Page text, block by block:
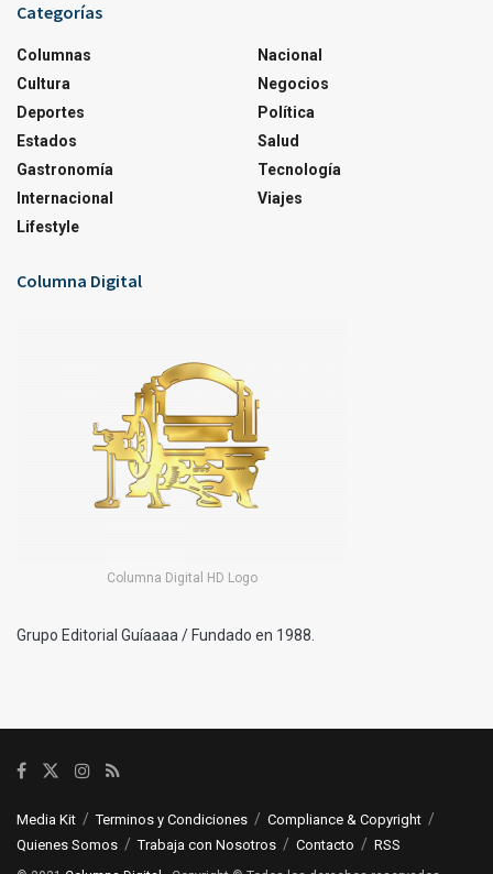
Categorías
Columnas
Cultura
Deportes
Estados
Gastronomía
Internacional
Lifestyle
Nacional
Negocios
Política
Salud
Tecnología
Viajes
Columna Digital
Columna Digital HD Logo
Grupo Editorial Guíaaaa / Fundado en 1988.
Media Kit Terminos y Condiciones
Compliance & Copyright
Quienes Somos
Trabaja con Nosotros Contacto RSS